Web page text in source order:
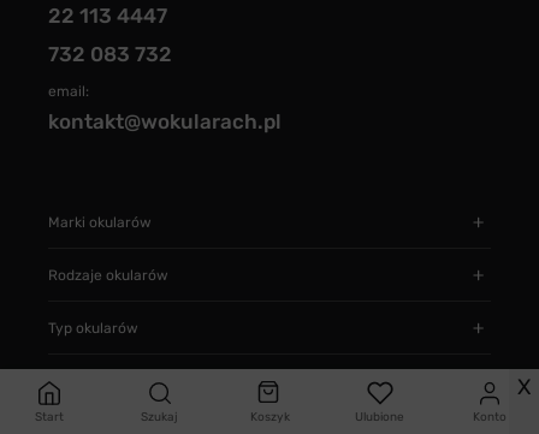
Start Szukaj Koszyk Ulubione Konto
22 113 4447
732 083 732
email:
kontakt@wokularach.pl
Marki okularów
Rodzaje okularów
Typ okularów
Informacje X